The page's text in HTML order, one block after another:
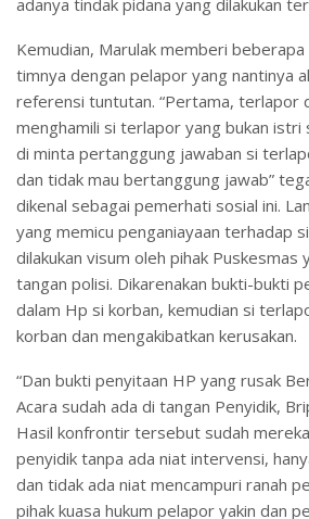
Kemudian, Marulak memberi
timnya dengan pelapor yang nantinya
referensi tuntutan. “Pertama, terlapor
menghamili si terlapor yang bukan istri
di minta pertanggung jawaban si
dan tidak mau bertanggung jawab”
dikenal sebagai pemerhati sosial ini.
yang memicu penganiayaan terhadap
dilakukan visum oleh pihak Puskesmas
tangan polisi. Dikarenakan bukti-bukti
dalam Hp si korban, kemudian si
korban dan mengakibatkan kerusakan.
“Dan bukti penyitaan HP yang rusak
Acara sudah ada di tangan Penyidik,
Hasil konfrontir tersebut sudah
penyidik tanpa ada niat intervensi,
dan tidak ada niat mencampuri ranah
pihak kuasa hukum pelapor yakin dan